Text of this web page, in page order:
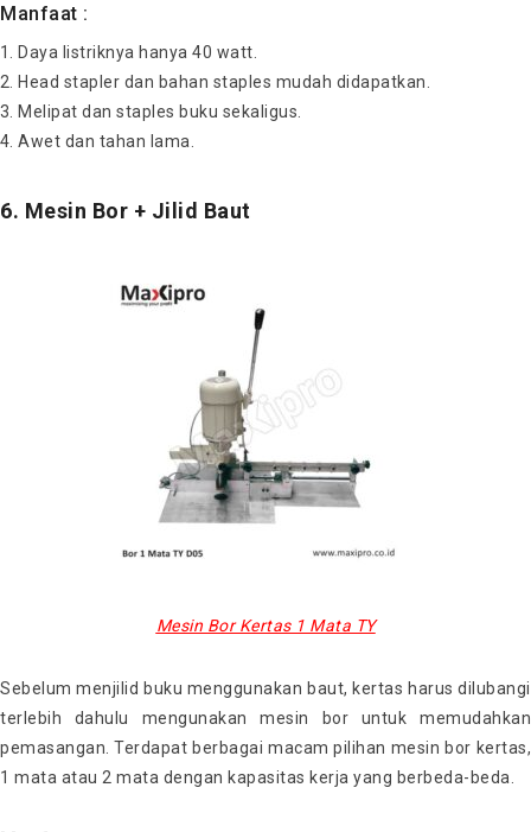
Manfaat :
Daya listriknya hanya 40 watt.
Head stapler dan bahan staples mudah didapatkan.
Melipat dan staples buku sekaligus.
Awet dan tahan lama.
6. Mesin Bor + Jilid Baut
Mesin Bor Kertas 1 Mata TY
Sebelum menjilid buku menggunakan baut, kertas harus dilubangi
terlebih dahulu mengunakan mesin bor untuk memudahkan
pemasangan. Terdapat berbagai macam pilihan mesin bor kertas,
1 mata atau 2 mata dengan kapasitas kerja yang berbeda-beda.